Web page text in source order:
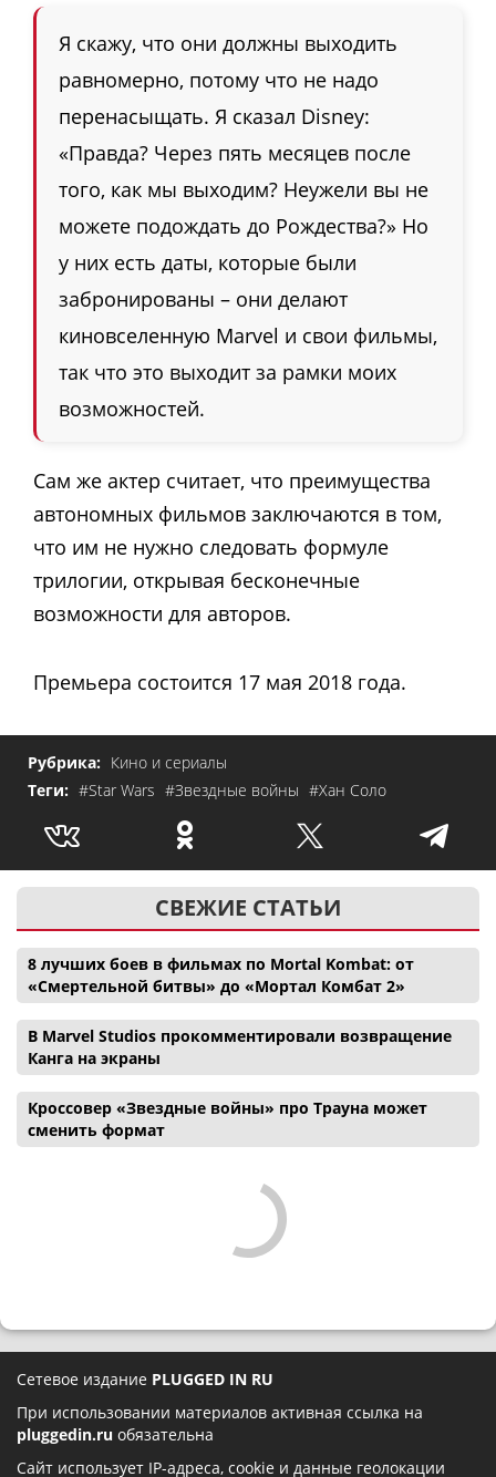
Я скажу, что они должны выходить
равномерно, потому что не надо
перенасыщать. Я сказал Disney:
«Правда? Через пять месяцев после
того, как мы выходим? Неужели вы не
можете подождать до Рождества?» Но
у них есть даты, которые были
забронированы – они делают
киновселенную Marvel и свои фильмы,
так что это выходит за рамки моих
возможностей.
Сам же актер считает, что преимущества
автономных фильмов заключаются в том,
что им не нужно следовать формуле
трилогии, открывая бесконечные
возможности для авторов.
Премьера состоится 17 мая 2018 года.
Рубрика: Кино и сериалы
Теги: #Star Wars #Звездные войны #Хан Соло
СВЕЖИЕ СТАТЬИ
8 лучших боев в фильмах по Mortal Kombat: от
«Смертельной битвы» до «Мортал Комбат 2»
В Marvel Studios прокомментировали возвращение
Канга на экраны
Кроссовер «Звездные войны» про Трауна может
сменить формат
Сетевое издание PLUGGED IN RU
При использовании материалов активная ссылка на
pluggedin.ru обязательна
Сайт использует IP-адреса, cookie и данные геолокации